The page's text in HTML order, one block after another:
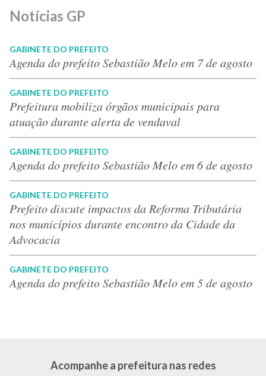
Notícias GP
GABINETE DO PREFEITO
Agenda do prefeito Sebastião Melo em 7 de agosto
GABINETE DO PREFEITO
Prefeitura mobiliza órgãos municipais para
atuação durante alerta de vendaval
GABINETE DO PREFEITO
Agenda do prefeito Sebastião Melo em 6 de agosto
GABINETE DO PREFEITO
Prefeito discute impactos da Reforma Tributária
nos municípios durante encontro da Cidade da
Advocacia
GABINETE DO PREFEITO
Agenda do prefeito Sebastião Melo em 5 de agosto
Acompanhe a prefeitura nas redes